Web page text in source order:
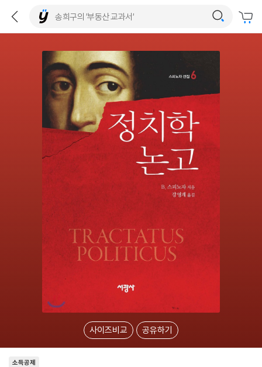
사이즈비교 공유하기
소득공제